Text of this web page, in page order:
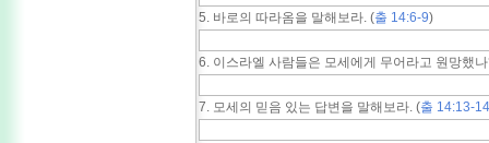
5. 바로의 따라옴을 말해보라. (출 14:6-9)
6. 이스라엘 사람들은 모세에게 무어라고 원망했
7. 모세의 믿음 있는 답변을 말해보라. (출 14:13-14